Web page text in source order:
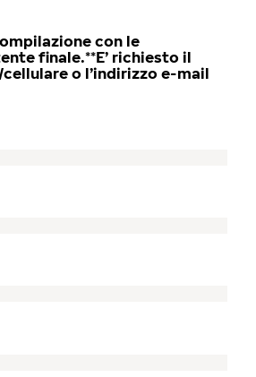
con le
finale.**E’ richiesto il
o l’indirizzo e-mail